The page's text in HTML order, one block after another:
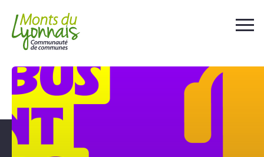
Votre collectivité
Au quotidien